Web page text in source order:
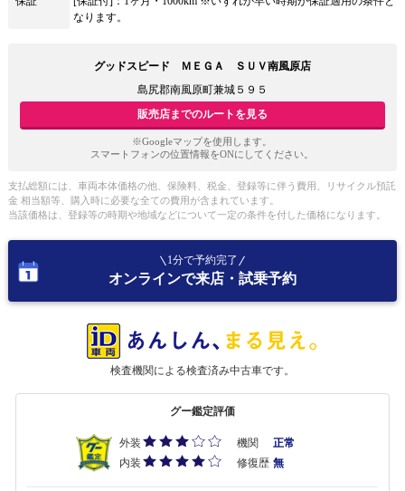
なります。
グッドスピード ＭＥＧＡ ＳＵＶ南風原店
島尻郡南風原町兼城５９５
販売店までのルートを見る
※Googleマップを使用します。
スマートフォンの位置情報をONにしてください。
支払総額には、車両本体価格の他、保険料、税金、登録等に伴う費用、リサイクル預託
金 相当額等、購入時に必要な全ての費用が含まれています。
当該価格は、登録等の時期や地域などについて一定の条件を付した価格になります。
1分で予約完了
オンラインで来店・試乗予約
検査機関による検査済み中古車です。
グー鑑定評価
外装 機関
正常
内装
修復歴 無